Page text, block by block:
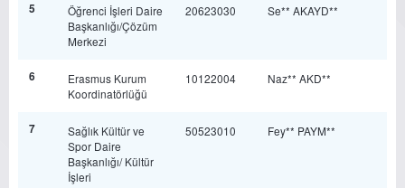
5
Öğrenci İşleri Daire
Başkanlığı/Çözüm
Merkezi
20623030 Se** AKAYD**
6
Erasmus Kurum
Koordinatörlüğü
10122004 Naz** AKD**
7
Sağlık Kültür ve
Spor Daire
Başkanlığı/ Kültür
İşleri
50523010 Fey** PAYM**